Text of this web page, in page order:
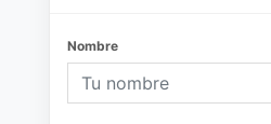
Nombre